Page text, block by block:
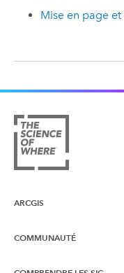
Mise en page
ARCGIS
Vue d’ensemble d’ArcGIS
COMMUNAUTÉ